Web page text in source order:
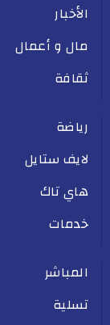
الأخبار
مال و أعمال
ثقافة
رياضة
لايف ستايل
هاي تاك
خدمات
المباشر
تسلية